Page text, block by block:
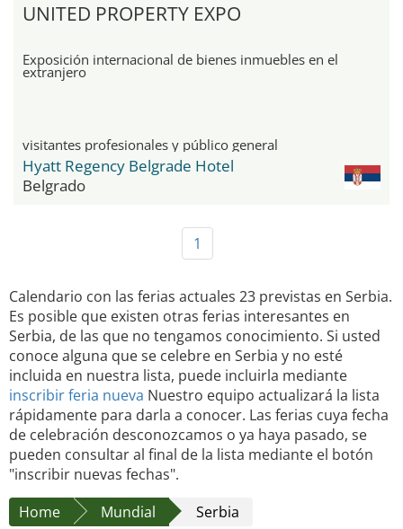
UNITED PROPERTY EXPO
Exposición internacional de bienes inmuebles en el
extranjero
visitantes profesionales y público general
Hyatt Regency Belgrade Hotel
Belgrado
1
Calendario con las ferias actuales 23 previstas en Serbia.
Es posible que existen otras ferias interesantes en
Serbia, de las que no tengamos conocimiento. Si usted
conoce alguna que se celebre en Serbia y no esté
incluida en nuestra lista, puede incluirla mediante
inscribir feria nueva Nuestro equipo actualizará la lista
rápidamente para darla a conocer. Las ferias cuya fecha
de celebración desconozcamos o ya haya pasado, se
pueden consultar al final de la lista mediante el botón
"inscribir nuevas fechas".
Home
Mundial Serbia